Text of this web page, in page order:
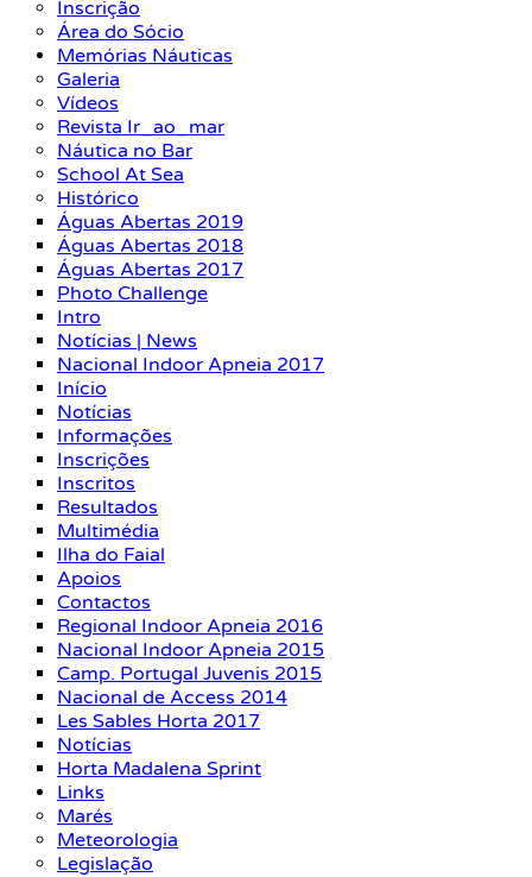
Inscrição
Área do Sócio
Memórias Náuticas
Galeria
Vídeos
Revista Ir_ao_mar
Náutica no Bar
School At Sea
Histórico
Águas Abertas 2019
Águas Abertas 2018
Águas Abertas 2017
Photo Challenge
Intro
Notícias | News
Nacional Indoor Apneia 2017
Início
Notícias
Informações
Inscrições
Inscritos
Resultados
Multimédia
Ilha do Faial
Apoios
Contactos
Regional Indoor Apneia 2016
Nacional Indoor Apneia 2015
Camp. Portugal Juvenis 2015
Nacional de Access 2014
Les Sables Horta 2017
Notícias
Horta Madalena Sprint
Links
Marés
Meteorologia
Legislação